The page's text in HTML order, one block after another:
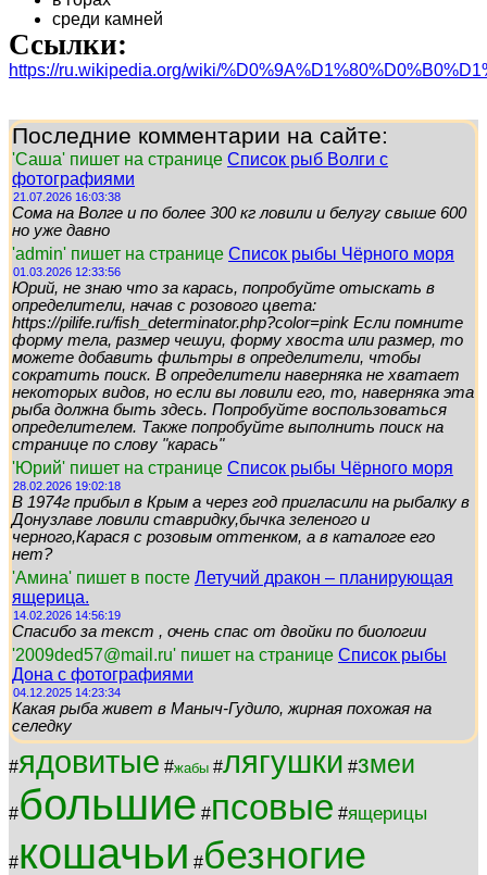
среди камней
Ссылки:
https://ru.wikipedia.org/wiki/
Последние комментарии на сайте:
'Саша' пишет на странице Список рыб Волги с
фотографиями
21.07.2026 16:03:38
Сома на Волге и по более 300 кг ловили и белугу свыше 600
но уже давно
'admin' пишет на странице Список рыбы Чёрного моря
01.03.2026 12:33:56
Юрий, не знаю что за карась, попробуйте отыскать в
определители, начав с розового цвета:
https://pilife.ru/fish_determinator.php?color=pink Если помните
форму тела, размер чешуи, форму хвоста или размер, то
можете добавить фильтры в определители, чтобы
сократить поиск. В определители наверняка не хватает
некоторых видов, но если вы ловили его, то, наверняка эта
рыба должна быть здесь. Попробуйте воспользоваться
определителем. Также попробуйте выполнить поиск на
странице по слову "карась"
'Юрий' пишет на странице Список рыбы Чёрного моря
28.02.2026 19:02:18
В 1974г прибыл в Крым а через год пригласили на рыбалку в
Донузлаве ловили ставридку,бычка зеленого и
черного,Карася с розовым оттенком, а в каталоге его
нет?
'Амина' пишет в посте Летучий дракон – планирующая
ящерица.
14.02.2026 14:56:19
Спасибо за текст , очень спас от двойки по биологии
'2009ded57@mail.ru' пишет на странице Список рыбы
Дона с фотографиями
04.12.2025 14:23:34
Какая рыба живет в Маныч-Гудило, жирная похожая на
селедку
#ядовитые #жабы #лягушки #змеи
#большие #псовые #ящерицы
#кошачьи #безногие